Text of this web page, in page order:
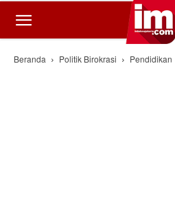
Beranda Politik Birokrasi Pendidikan